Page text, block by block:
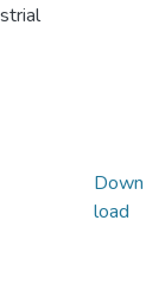
Down
load